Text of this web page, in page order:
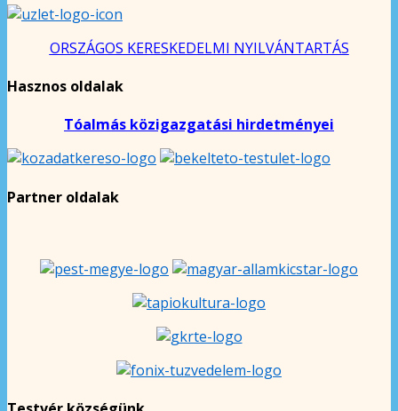
ORSZÁGOS KERESKEDELMI NYILVÁNTARTÁS
Hasznos oldalak
Tóalmás közigazgatási hirdetményei
Partner oldalak